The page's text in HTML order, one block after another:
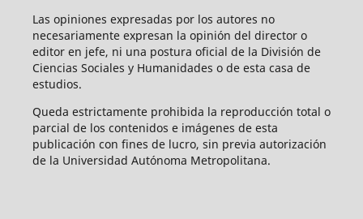
Las opiniones expresadas por los autores no
necesariamente expresan la opinión del director o
editor en jefe, ni una postura oficial de la División de
Ciencias Sociales y Humanidades o de esta casa de
estudios.
Queda estrictamente prohibida la reproducción total o
parcial de los contenidos e imágenes de esta
publicación con fines de lucro, sin previa autorización
de la Universidad Autónoma Metropolitana.